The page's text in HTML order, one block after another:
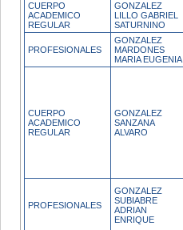
CUERPO
ACADEMICO
REGULAR
GONZALEZ
LILLO GABRIEL
SATURNINO
PROFESIONALES
GONZALEZ
MARDONES
MARIA EUGENIA
CUERPO
ACADEMICO
REGULAR
GONZALEZ
SANZANA
ALVARO
PROFESIONALES
GONZALEZ
SUBIABRE
ADRIAN
ENRIQUE